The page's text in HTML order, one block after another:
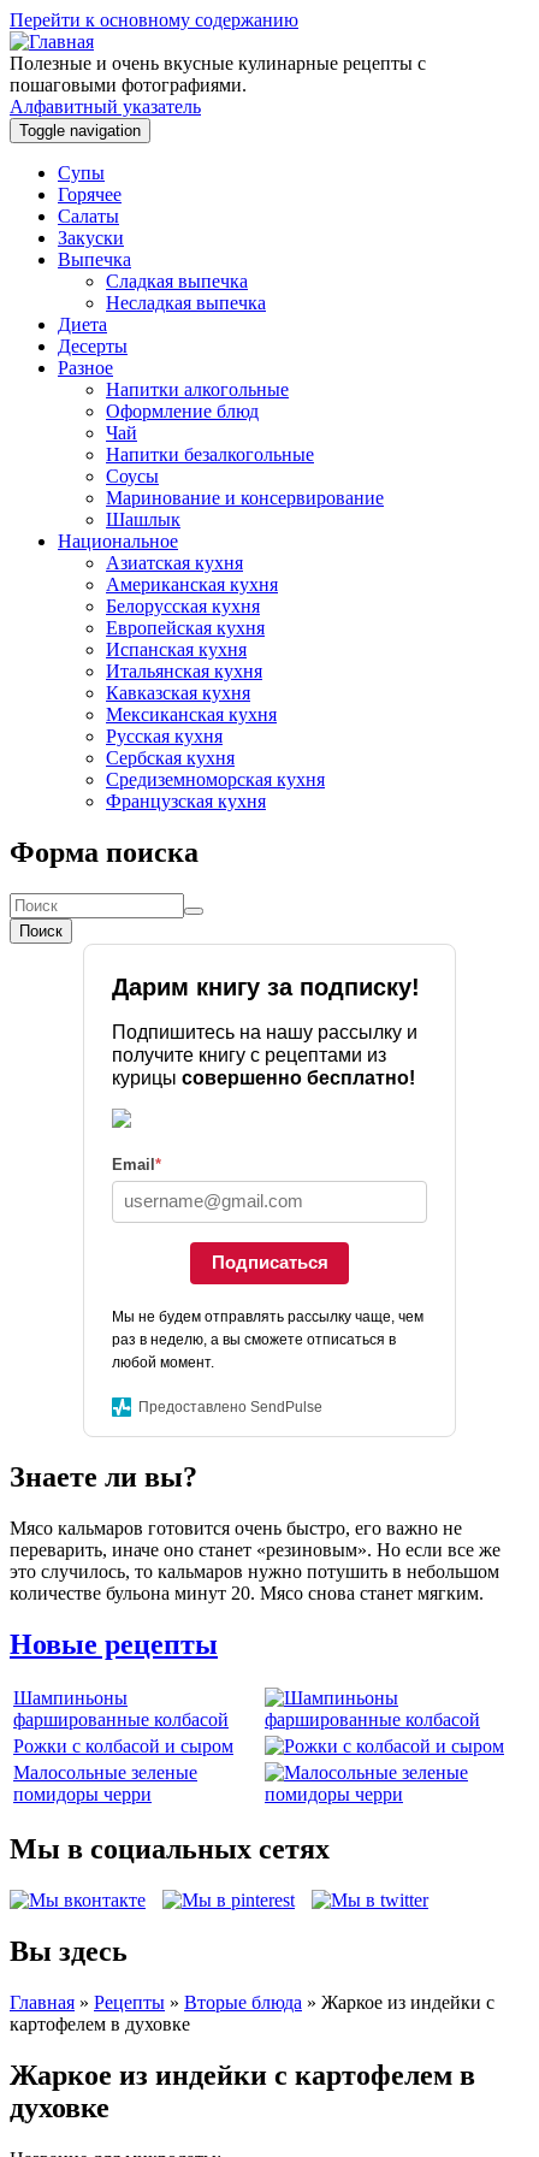
Перейти к основному содержанию
Полезные и очень вкусные кулинарные рецепты с
пошаговыми фотографиями.
Алфавитный указатель
Toggle navigation
Супы
Горячее
Салаты
Закуски
Выпечка
Сладкая выпечка
Несладкая выпечка
Диета
Десерты
Разное
Напитки алкогольные
Оформление блюд
Чай
Напитки безалкогольные
Соусы
Маринование и консервирование
Шашлык
Национальное
Азиатская кухня
Американская кухня
Белорусская кухня
Европейская кухня
Испанская кухня
Итальянская кухня
Кавказская кухня
Мексиканская кухня
Русская кухня
Сербская кухня
Средиземноморская кухня
Французская кухня
Форма поиска
Поиск
Дарим книгу за подписку!
Подпишитесь на нашу рассылку и
получите книгу с рецептами из
курицы совершенно бесплатно!
Email *
Подписаться
Мы не будем отправлять рассылку чаще, чем
раз в неделю, а вы сможете отписаться в
любой момент.
Предоставлено SendPulse
Знаете ли вы?
Мясо кальмаров готовится очень быстро, его важно не
переварить, иначе оно станет «резиновым». Но если все же
это случилось, то кальмаров нужно потушить в небольшом
количестве бульона минут 20. Мясо снова станет мягким.
Новые рецепты
Шампиньоны
фаршированные колбасой
Рожки с колбасой и сыром
Малосольные зеленые
помидоры черри
Мы в социальных сетях
Вы здесь
Главная » Рецепты » Вторые блюда » Жаркое из индейки с
картофелем в духовке
Жаркое из индейки с картофелем в
духовке